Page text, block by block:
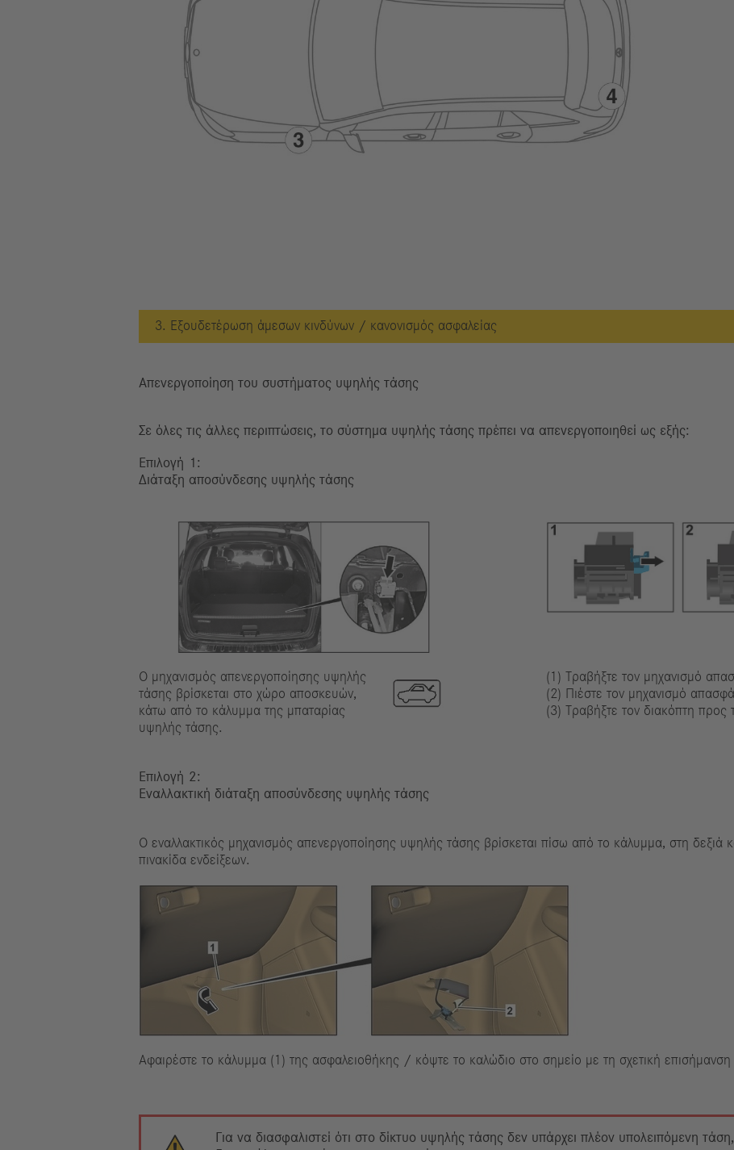
3. Εξουδετέρωση άμεσων κινδύνων / κανονισμός ασφαλείας
Απενεργοποίηση του συστήματος υψηλής τάσης
Σε όλες τις άλλες περιπτώσεις, το σύστημα υψηλής τάσης πρέπει να απενεργοποιηθεί ως εξής:
Επιλογή
Διάταξη αποσύνδεσης υψηλής τάσης
Ο μηχανισμός απενεργοποίησης υψηλής
τάσης βρίσκεται στο χώρο αποσκευών,
κάτω από το κάλυμμα της μπαταρίας
υψηλής τάσης.
(1) Τραβήξτε τον μηχανισμό
(2) Πιέστε τον μηχανισμό
(3) Τραβήξτε τον διακόπτη προς
Επιλογή
Εναλλακτική διάταξη αποσύνδεσης υψηλής τάσης
Ο εναλλακτικός μηχανισμός απενεργοποίησης υψηλής τάσης βρίσκεται πίσω από το κάλυμμα, στη δεξιά
πινακίδα ενδείξεων.
Αφαιρέστε το κάλυμμα (1) της ασφαλειοθήκης / κόψτε το καλώδιο στο σημείο με τη σχετική επισήμανση
Για να διασφαλιστεί ότι στο δίκτυο υψηλής τάσης δεν υπάρχει πλέον υπολειπόμενη